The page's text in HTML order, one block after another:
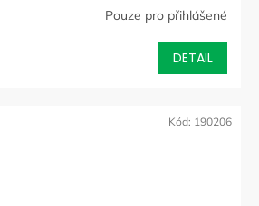
Pouze pro přihlášené
DETAIL
Kód: 190206